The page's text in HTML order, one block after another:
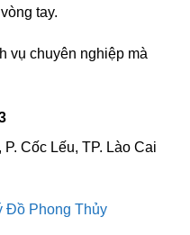
tay.
vụ chuyên nghiệp mà
Cốc Lếu, TP. Lào Cai
Đồ Phong Thủy